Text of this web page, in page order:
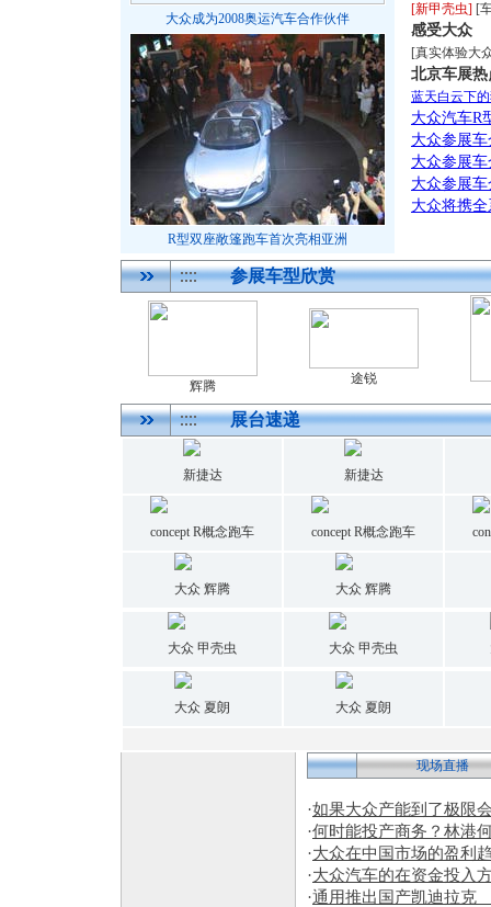
大众成为2008奥运汽车合作伙伴
R型双座敞篷跑车首次亮相亚洲
[新甲壳虫] [
感受大众
[真实体验大
北京车展热
蓝天白云下
大众汽车R
大众参展车
大众参展
大众参展
大众将携
参展车型欣赏
辉腾 途锐
展台速递
新捷达 新捷达
concept R概念跑车 concept R概念跑车
大众 辉腾 大众 辉腾
大众 甲壳虫 大众 甲壳虫
大众 夏朗 大众 夏朗
现场直播
·如果大众产能到了极限
·何时能投产商务？林港
·大众在中国市场的盈利
·大众汽车的在资金投入
·通用推出国产凯迪拉克